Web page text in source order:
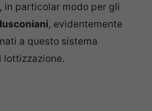
, in particolar modo per gli
, evidentemente
a questo sistema
lottizzazione.